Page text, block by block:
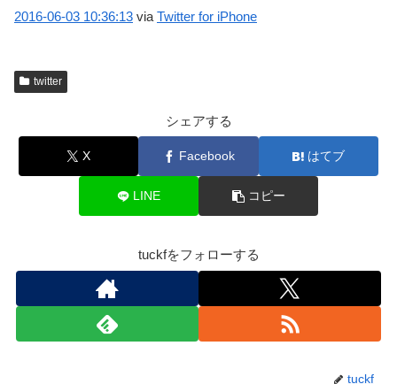
2016-06-03 10:36:13 via Twitter for iPhone
twitter
シェアする
X Facebook はてブ
LINE コピー
tuckfをフォローする
tuckf